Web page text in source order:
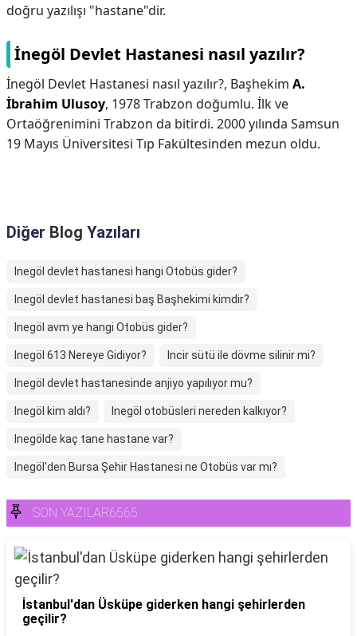
doğru yazılışı "hastane"dir.
İnegöl Devlet Hastanesi nasıl yazılır?
İnegöl Devlet Hastanesi nasıl yazılır?, Başhekim A.
İbrahim Ulusoy, 1978 Trabzon doğumlu. İlk ve
Ortaöğrenimini Trabzon da bitirdi. 2000 yılında Samsun
19 Mayıs Üniversitesi Tıp Fakültesinden mezun oldu.
Diğer Blog Yazıları
Inegöl devlet hastanesi hangi Otobüs gider?
Inegöl devlet hastanesi baş Başhekimi kimdir?
Inegöl avm ye hangi Otobüs gider?
Inegöl 613 Nereye Gidiyor? Incir sütü ile dövme silinir mi?
Inegöl devlet hastanesinde anjiyo yapılıyor mu?
Inegöl kim aldı? Inegöl otobüsleri nereden kalkıyor?
Inegölde kaç tane hastane var?
Inegöl'den Bursa Şehir Hastanesi ne Otobüs var mı?
SON YAZILAR6565
İstanbul'dan Üsküpe giderken hangi şehirlerden
geçilir?